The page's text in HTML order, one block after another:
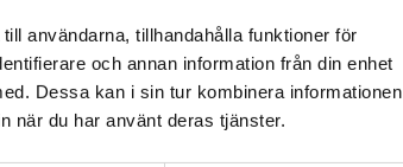
användarna, tillhandahålla funktioner för
och annan information från din enhet
Dessa kan i sin tur kombinera informationen
när du har använt deras tjänster.
bygge?
som Årets Bygge 2023. Fastigheten
mest prestigefyllda pris och som